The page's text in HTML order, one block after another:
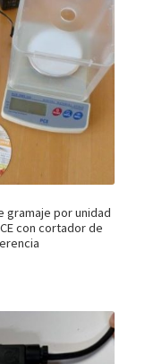
gramaje por unidad
con cortador de